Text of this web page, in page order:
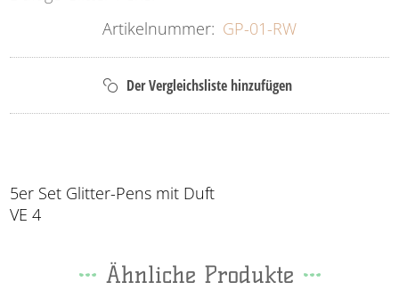
Artikelnummer: GP-01-RW
5er Set Glitter-Pens mit Duft
VE 4
Ähnliche Produkte